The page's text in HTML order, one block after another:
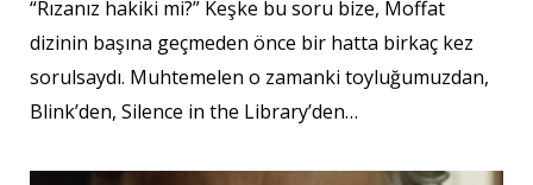
“Rızanız hakiki mi?” Keşke bu soru bize, Moffat
dizinin başına geçmeden önce bir hatta birkaç kez
sorulsaydı. Muhtemelen o zamanki toyluğumuzdan,
Blink’den, Silence in the Library’den…